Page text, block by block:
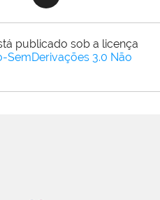
publicado sob a licença
SemDerivações 3.0 Não